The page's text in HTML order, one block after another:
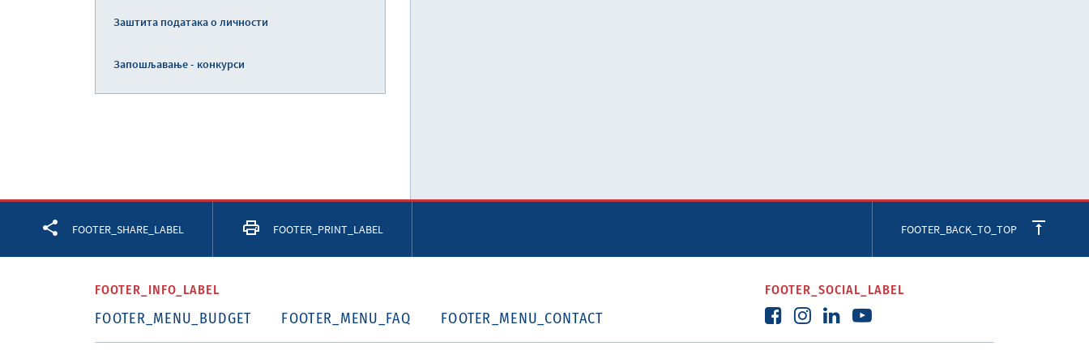
Заштита података о личности
Запошљавање - конкурси
FOOTER_SHARE_LABEL
Facebook Twitter LinkedIn
FOOTER_PRINT_LABEL FOOTER_BACK_TO_TOP
FOOTER_INFO_LABEL
FOOTER_MENU_BUDGET FOOTER_MENU_FAQ FOOTER_MENU_CONTACT
FOOTER_SOCIAL_LABEL